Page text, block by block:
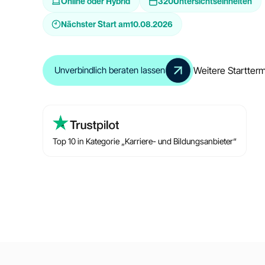
Nächster Start am10.08.2026
Unverbindlich beraten lassen Weitere
Top 10 in Kategorie „Karriere- und Bildungsanbieter“